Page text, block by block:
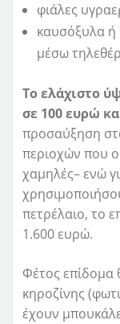
φιάλες
καυσόξυλα ή
μέσω
Το ελάχιστο
σε 100 ευρώ
προσαύξηση
περιοχών που
χαμηλές– ενώ
πετρέλαιο, το
1.600 ευρώ.
Φέτος επίδομα
κηροζίνης
έχουν